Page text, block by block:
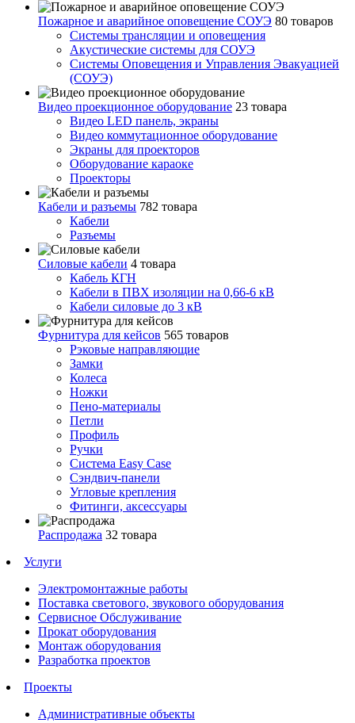
Пожарное и аварийное оповещение СОУЭ 80 товаров
Cистемы трансляции и оповещения
Акустические системы для СОУЭ
Системы Оповещения и Управления Эвакуацией
(СОУЭ)
Видео проекционное оборудование 23 товара
Видео LED панель, экраны
Видео коммутационное оборудование
Экраны для проекторов
Оборудование караоке
Проекторы
Кабели и разъемы 782 товара
Кабели
Разъемы
Силовые кабели 4 товара
Кабель КГН
Кабели в ПВХ изоляции на 0,66-6 кВ
Кабели силовые до 3 кВ
Фурнитура для кейсов 565 товаров
Рэковые направляющие
Замки
Колеса
Ножки
Пено-материалы
Петли
Профиль
Ручки
Система Easy Case
Сэндвич-панели
Угловые крепления
Фитинги, аксессуары
Распродажа 32 товара
Услуги
Электромонтажные работы
Поставка светового, звукового оборудования
Сервисное Обслуживание
Прокат оборудования
Монтаж оборудования
Разработка проектов
Проекты
Административные объекты